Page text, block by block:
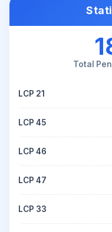
Total
LCP 21
LCP 45
LCP 46
LCP 47
LCP 33